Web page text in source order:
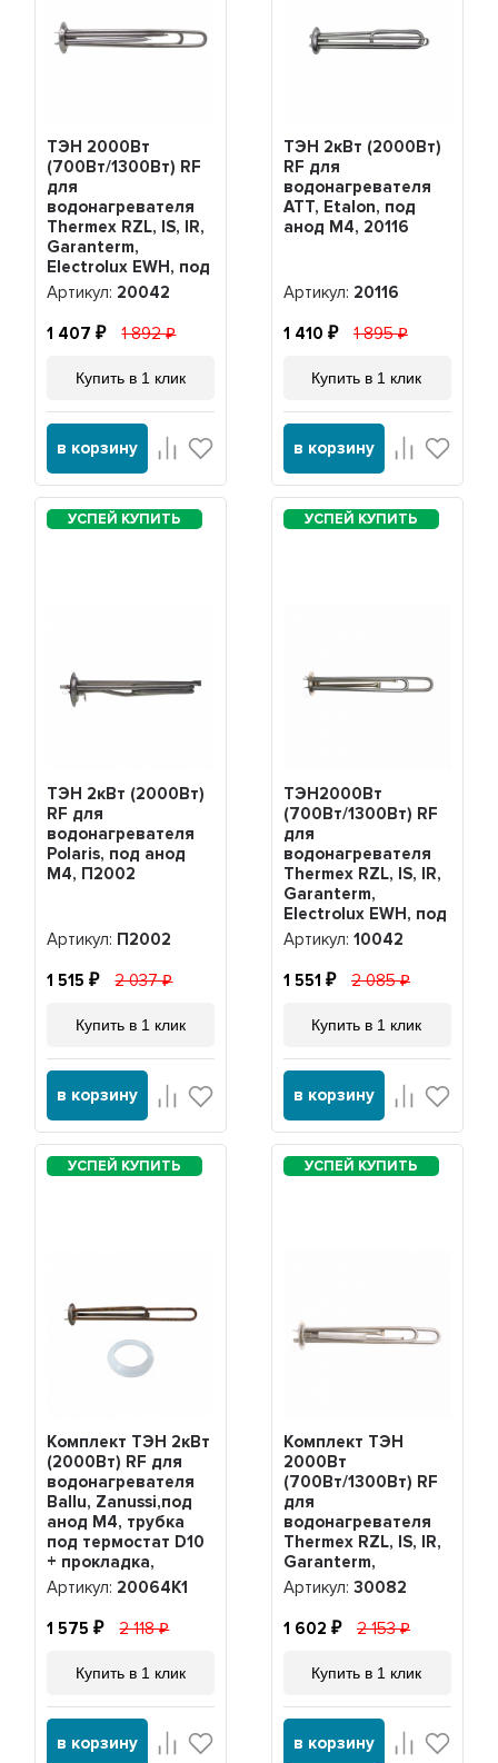
ТЭН 2000Вт
(700Вт/1300Вт) RF
для
водонагревателя
Thermex RZL, IS, IR,
Garanterm,
Electrolux EWH, под
анод М4, нерж.,
20042
Артикул: 20042
1 407 1 892
Купить в 1 клик
в корзину
ТЭН 2кВт (2000Вт)
RF для
водонагревателя
ATT, Etalon, под
анод М4, 20116
Артикул: 20116
1 410 1 895
Купить в 1 клик
в корзину
ТЭН 2кВт (2000Вт)
RF для
водонагревателя
Polaris, под анод
М4, П2002
Артикул: П2002
1 515 2 037
Купить в 1 клик
в корзину
ТЭН2000Вт
(700Вт/1300Вт) RF
для
водонагревателя
Thermex RZL, IS, IR,
Garanterm,
Electrolux EWH, под
анод М4, нерж,
10042
Артикул: 10042
1 551 2 085
Купить в 1 клик
в корзину
Комплект ТЭН 2кВт
(2000Вт) RF для
водонагревателя
Ballu, Zanussi,под
анод М4, трубка
под термостат D10
+ прокладка,
20064K1
Артикул: 20064K1
1 575 2 118
Купить в 1 клик
в корзину
Комплект ТЭН
2000Вт
(700Вт/1300Вт) RF
для
водонагревателя
Thermex RZL, IS, IR,
Garanterm,
Electrolux EWH,
нерж. + анод М4,
30082
Артикул: 30082
1 602 2 153
Купить в 1 клик
в корзину